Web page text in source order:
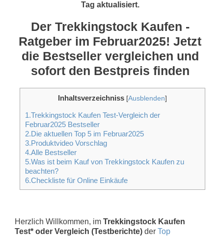
Tag aktualisiert.
Der Trekkingstock Kaufen -
Ratgeber im Februar2025! Jetzt
die Bestseller vergleichen und
sofort den Bestpreis finden
Inhaltsverzeichniss [Ausblenden]
1.Trekkingstock Kaufen Test-Vergleich der
Februar2025 Bestseller
2.Die aktuellen Top 5 im Februar2025
3.Produktvideo Vorschlag
4.Alle Bestseller
5.Was ist beim Kauf von Trekkingstock Kaufen zu
beachten?
6.Checkliste für Online Einkäufe
Herzlich Willkommen, im Trekkingstock Kaufen
Test* oder Vergleich (Testberichte) der Top